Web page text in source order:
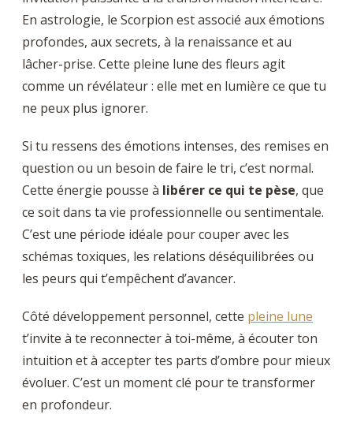
En astrologie, le Scorpion est associé aux émotions
profondes, aux secrets, à la renaissance et au
lâcher-prise. Cette pleine lune des fleurs agit
comme un révélateur : elle met en lumière ce que tu
ne peux plus ignorer.
Si tu ressens des émotions intenses, des remises en
question ou un besoin de faire le tri, c’est normal.
Cette énergie pousse à libérer ce qui te pèse, que
ce soit dans ta vie professionnelle ou sentimentale.
C’est une période idéale pour couper avec les
schémas toxiques, les relations déséquilibrées ou
les peurs qui t’empêchent d’avancer.
Côté développement personnel, cette pleine lune
t’invite à te reconnecter à toi-même, à écouter ton
intuition et à accepter tes parts d’ombre pour mieux
évoluer. C’est un moment clé pour te transformer
en profondeur.